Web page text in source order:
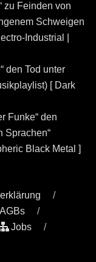
zu Feinden von
Schweigen
Industrial |
den Tod unter
[ Dark
Funke“ den
Sprachen“
Black Metal ]
AGBs
Jobs